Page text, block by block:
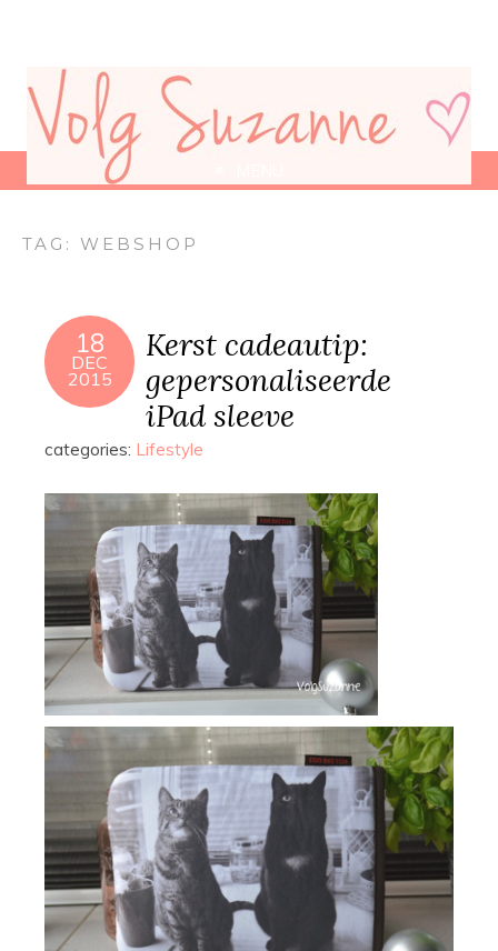
TAG:WEBSHOP
18
DEC
2015
Kerst cadeautip:
gepersonaliseerde
iPad sleeve
categories: Lifestyle